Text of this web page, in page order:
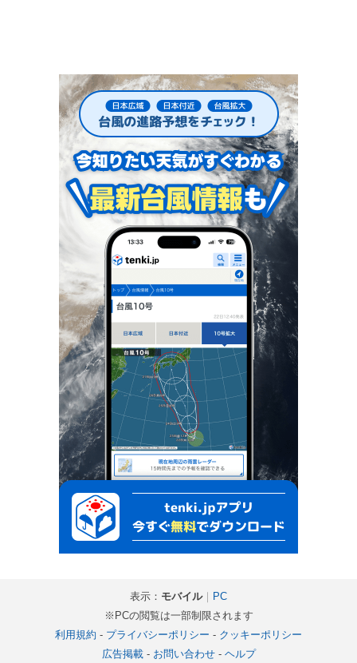
表示： モバイル｜ PC
※PCの閲覧は一部制限されます
利用規約 - プライバシーポリシー - クッキーポリシー
広告掲載- お問い合わせ- ヘルプ